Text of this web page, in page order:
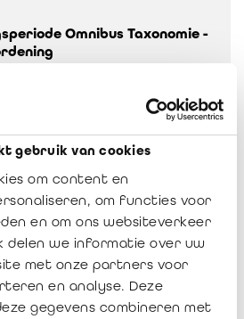
gebruik van cookies
om content en
om functies voor
en om ons websiteverkeer
delen we informatie over uw
met onze partners voor
en analyse. Deze
gegevens combineren met
Omnibus Taxonomie -
van het Informatiecentrum voor
onderneming haar 2025 EU-
al baseren op de inhoud van de
formeel in werking is getreden?
CBAM-fase op 1 januari
het Carbon
(CBAM) operationeel. CBAM is